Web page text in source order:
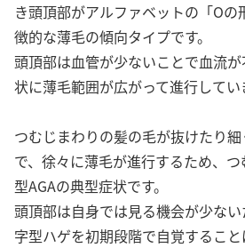
き頭頂部がアルファベットの「O
徴的な薄毛の傾向タイプです。
頭頂部は血管が少ないことで血流
状に薄毛範囲が広がって進行してい
つむじまわりの髪の毛が抜けたり
で、徐々に薄毛が進行するため、
型AGAの典型症状です。
頭頂部は自身では見る機会が少な
字型ハゲを初期段階で自覚すること